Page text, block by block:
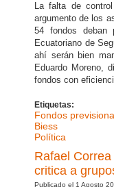
La falta de
argumento de los
54 fondos deban
Ecuatoriano de
ahí serán bien
Eduardo Moreno,
fondos con
Etiquetas:
Fondos
Biess
Política
Rafael
critica a
Publicado el 1 Agosto